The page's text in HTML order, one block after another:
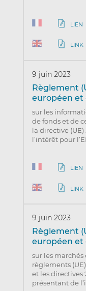
LIEN
LINK
9 juin 2023
Règlement
européen et
sur les
de fonds et de
la directive (UE)
l’intérêt pour
LIEN
LINK
9 juin 2023
Règlement
européen et
sur les
règlements (UE)
et les directives
présentant de